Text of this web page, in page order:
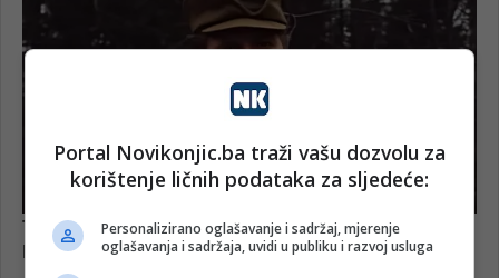
Portal Novikonjic.ba traži vašu dozvolu za
korištenje ličnih podataka za sljedeće:
Personalizirano oglašavanje i sadržaj, mjerenje
oglašavanja i sadržaja, uvidi u publiku i razvoj usluga